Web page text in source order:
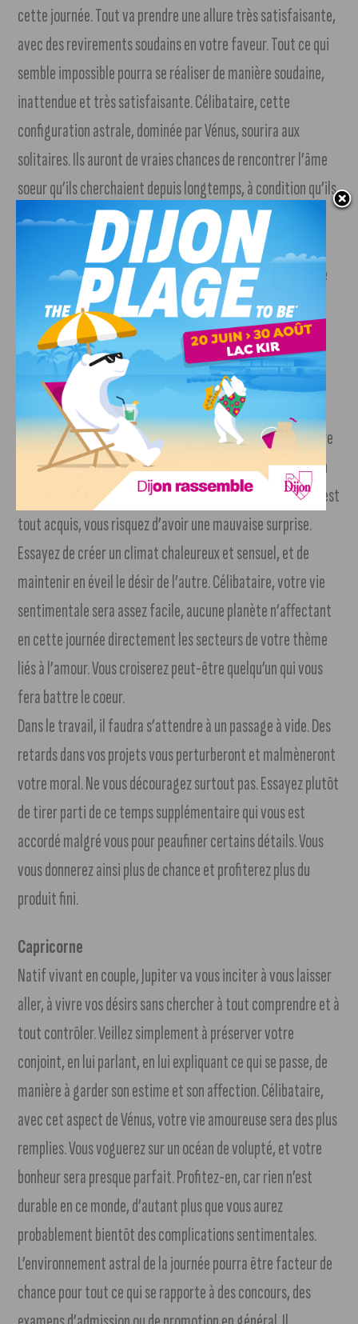
cette journée. Tout va prendre une allure très satisfaisante,
avec des revirements soudains en votre faveur. Tout ce qui
semble impossible pourra se réaliser de manière soudaine,
inattendue et très satisfaisante. Célibataire, cette
configuration astrale, dominée par Vénus, sourira aux
solitaires. Ils auront de vraies chances de rencontrer l’âme
soeur qu’ils cherchaient depuis longtemps, à condition qu’ils
sortent de leur coquille et croient fermement à leur
Les idées seront nombreuses, mais rares les possibilités de
les concrétiser. Tâchez de voir l’avenir avec réalisme. S’il
vous faut faire peau neuve, n’hésitez pas à déployer les
efforts nécessaires pour y parvenir.
Sagittaire
Méfiez-vous cette fois des dangers de la routine dans votre
vie de couple. Si vous vous enfermez dans vos habitudes en
croyant que l’amour de votre conjoint ou partenaire vous est
tout acquis, vous risquez d’avoir une mauvaise surprise.
Essayez de créer un climat chaleureux et sensuel, et de
maintenir en éveil le désir de l’autre. Célibataire, votre vie
sentimentale sera assez facile, aucune planète n’affectant
en cette journée directement les secteurs de votre thème
liés à l’amour. Vous croiserez peut-être quelqu’un qui vous
fera battre le coeur.
Dans le travail, il faudra s’attendre à un passage à vide. Des
retards dans vos projets vous perturberont et malmèneront
votre moral. Ne vous découragez surtout pas. Essayez plutôt
de tirer parti de ce temps supplémentaire qui vous est
accordé malgré vous pour peaufiner certains détails. Vous
vous donnerez ainsi plus de chance et profiterez plus du
produit fini.
Capricorne
Natif vivant en couple, Jupiter va vous inciter à vous laisser
aller, à vivre vos désirs sans chercher à tout comprendre et à
tout contrôler. Veillez simplement à préserver votre
conjoint, en lui parlant, en lui expliquant ce qui se passe, de
manière à garder son estime et son affection. Célibataire,
avec cet aspect de Vénus, votre vie amoureuse sera des plus
remplies. Vous voguerez sur un océan de volupté, et votre
bonheur sera presque parfait. Profitez-en, car rien n’est
durable en ce monde, d’autant plus que vous aurez
probablement bientôt des complications sentimentales.
L’environnement astral de la journée pourra être facteur de
chance pour tout ce qui se rapporte à des concours, des